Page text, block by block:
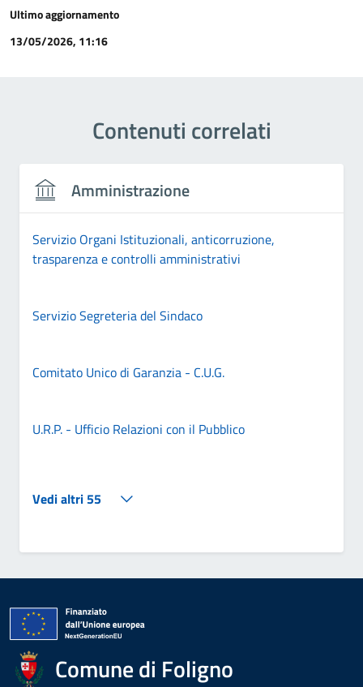
Ultimo aggiornamento
13/05/2026, 11:16
Contenuti correlati
Amministrazione
Servizio Organi Istituzionali, anticorruzione,
trasparenza e controlli amministrativi
Servizio Segreteria del Sindaco
Comitato Unico di Garanzia - C.U.G.
U.R.P. - Ufficio Relazioni con il Pubblico
Vedi altri 55
Comune di Foligno